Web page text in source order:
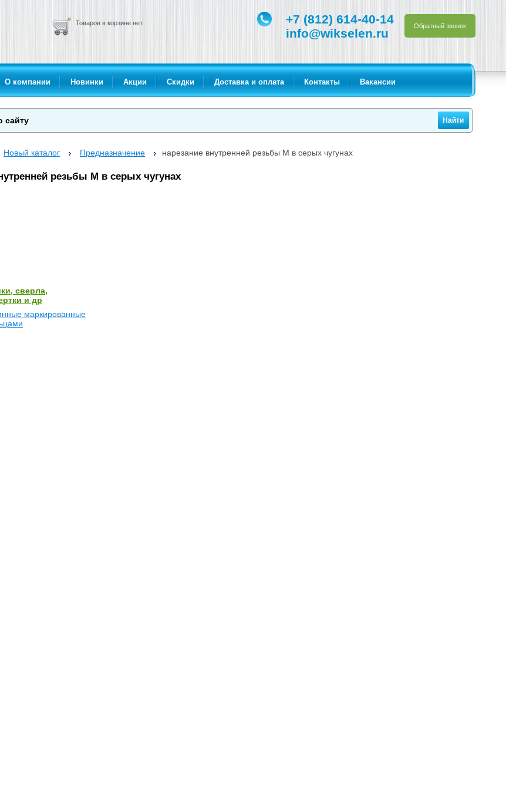
+7 (812) 614-40-14
info@wikselen.ru
Обратный звонок
Товаров в корзине нет.
О компании Новинки Акции Скидки Доставка и оплата Контакты Вакансии
Новый каталог Предназначение нарезание внутренней резьбы М в серых чугунах
резьбы М в серых чугунах
сверла,
и др
маркированные